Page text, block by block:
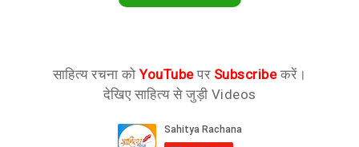
साहित्य रचना कोYouTubeपर Subscribeकरें।
देखिए साहित्य से जुड़ी Videos